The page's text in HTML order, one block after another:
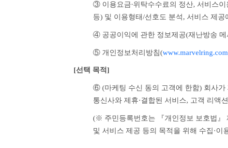
③ 이용요금∙위탁수수료의 정산, 서비스
등) 및 이용형태/선호도 분석, 서비스 제
④ 공공이익에 관한 정보제공(재난방송 메
⑤ 개인정보처리방침(
[선택 목적]
⑥ (마케팅 수신 동의 고객에 한함) 회사가
통신사와 제휴·결합된 서비스, 고객 리액
(※ 주민등록번호는 『개인정보 보호법』
및 서비스 제공 등의 목적을 위해 수집·이